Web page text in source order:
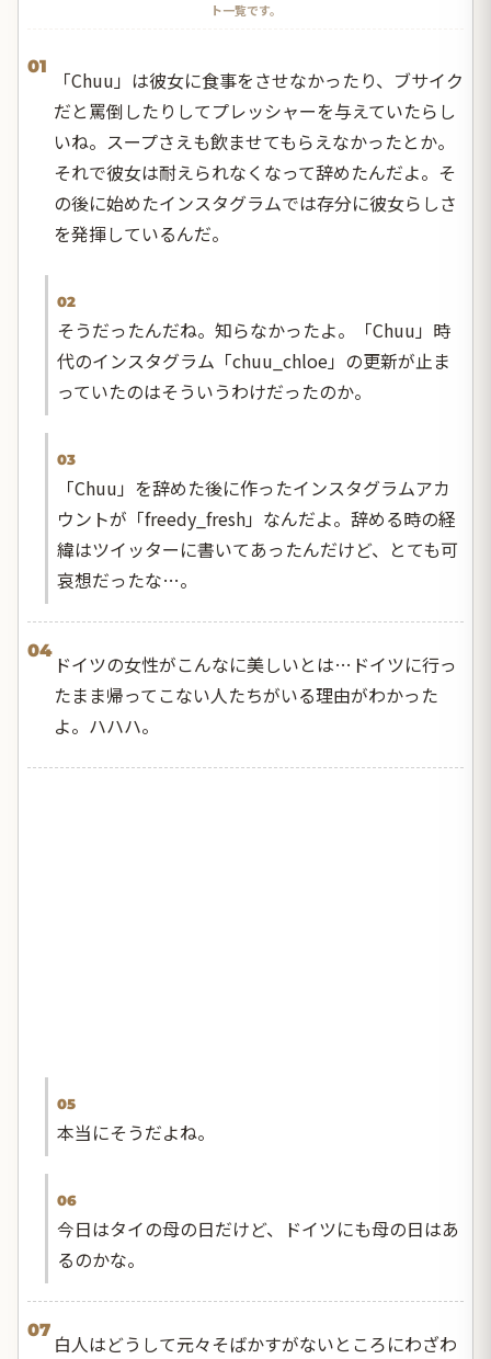
ト一覧です。
01
「Chuu」は彼女に食事をさせなかったり、ブサイク
だと罵倒したりしてプレッシャーを与えていたらし
いね。スープさえも飲ませてもらえなかったとか。
それで彼女は耐えられなくなって辞めたんだよ。そ
の後に始めたインスタグラムでは存分に彼女らしさ
を発揮しているんだ。
02
そうだったんだね。知らなかったよ。「Chuu」時
代のインスタグラム「chuu_chloe」の更新が止ま
っていたのはそういうわけだったのか。
03
「Chuu」を辞めた後に作ったインスタグラムアカ
ウントが「freedy_fresh」なんだよ。辞める時の経
緯はツイッターに書いてあったんだけど、とても可
哀想だったな…。
04
ドイツの女性がこんなに美しいとは…ドイツに行っ
たまま帰ってこない人たちがいる理由がわかった
よ。ハハハ。
05
本当にそうだよね。
06
今日はタイの母の日だけど、ドイツにも母の日はあ
るのかな。
07
白人はどうして元々そばかすがないところにわざわ